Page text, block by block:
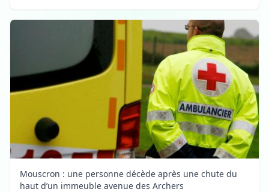
Mouscron : une personne décède après une chute du
haut d’un immeuble avenue des Archers